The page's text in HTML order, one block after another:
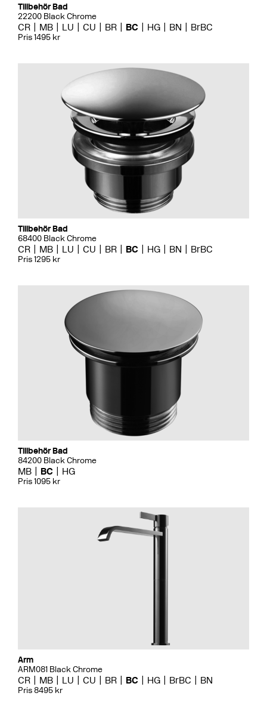
Tillbehör Bad
22200 Black Chrome
CR MB LU CU BR BC HG BN BrBC
Pris 1495 kr
Tillbehör Bad
68400 Black Chrome
CR MB LU CU BR BC HG BN BrBC
Pris 1295 kr
Tillbehör Bad
84200 Black Chrome
MB BC HG
Pris 1095 kr
Arm
ARM081 Black Chrome
CR MB LU CU BR BC HG BrBC BN
Pris 8495 kr